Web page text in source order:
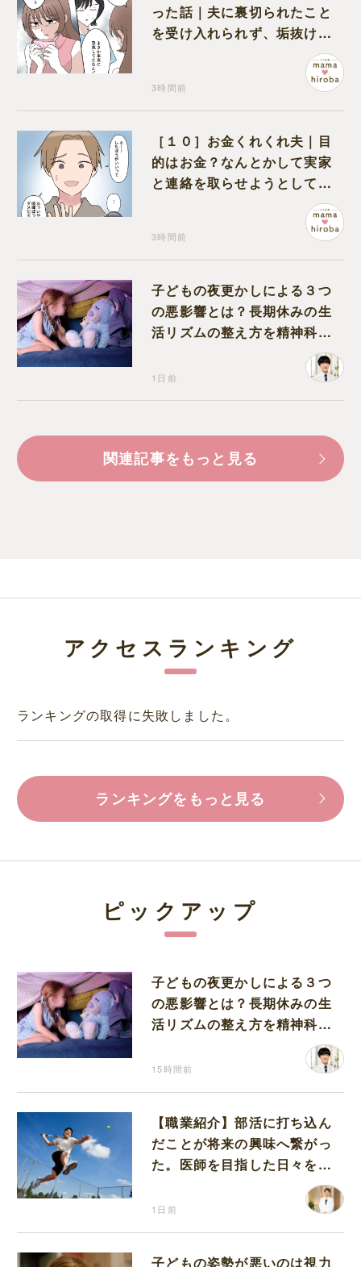
った話｜夫に裏切られたこと
を受け入れられず、垢抜けた
ことが関係しているのかと嘆
3時間前
［１０］お金くれくれ夫｜目
的はお金？なんとかして実家
と連絡を取らせようとしてく
3時間前
子どもの夜更かしによる３つ
の悪影響とは？長期休みの生
活リズムの整え方を精神科医
1日前
関連記事をもっと見る
アクセスランキング
ランキングの取得に失敗しました。
ランキングをもっと見る
ピックアップ
子どもの夜更かしによる３つ
の悪影響とは？長期休みの生
活リズムの整え方を精神科医
15時間前
【職業紹介】部活に打ち込ん
だことが将来の興味へ繋がっ
た。医師を目指した日々を振
1日前
子どもの姿勢が悪いのは視力